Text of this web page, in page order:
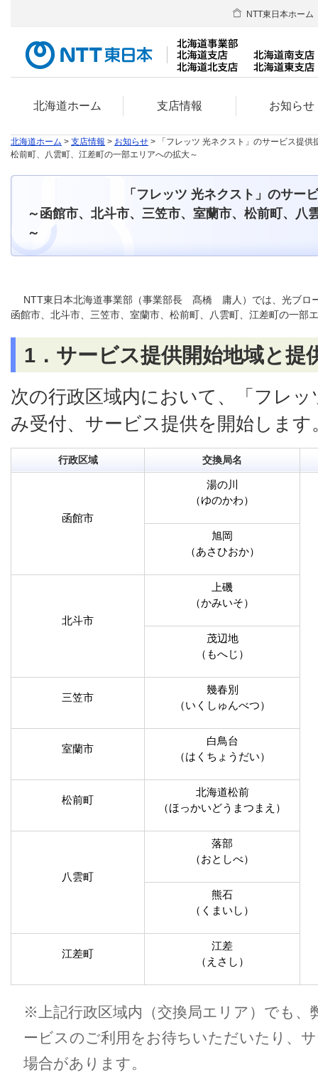
北海道ホーム 支店情報 お知らせ
NTT東日本ホーム
北海道ホーム > 支店情報 > お知らせ > 「フレッツ 光ネクスト」のサービス提
松前町、八雲町、江差町の一部エリアへの拡大～
「フレッツ 光ネクスト」のサービス
～函館市、北斗市、三笠市、室蘭市、松前町、八
～
NTT東日本北海道事業部（事業部長 髙橋 庸人）では、光ブロ
函館市、北斗市、三笠市、室蘭市、松前町、八雲町、江差町の一部
1．サービス提供開始地域と提
次の行政区域内において、「フレ
み受付、サービス提供を開始します
行政区域 交換局名
函館市
湯の川
（ゆのかわ）
旭岡
（あさひおか）
北斗市
上磯
（かみいそ）
茂辺地
（もへじ）
三笠市
幾春別
（いくしゅんべつ）
室蘭市
白鳥台
（はくちょうだい）
松前町
北海道松前
（ほっかいどうまつまえ）
八雲町
落部
（おとしべ）
熊石
（くまいし）
江差町
江差
（えさし）
※上記行政区域内（交換局エリア）でも、
ービスのご利用をお待ちいただいたり、
場合があります。